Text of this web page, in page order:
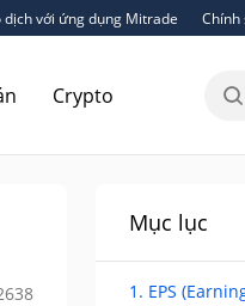
dịch với ứng dụng Mitrade Chính
Crypto
Mục lục
1. EPS